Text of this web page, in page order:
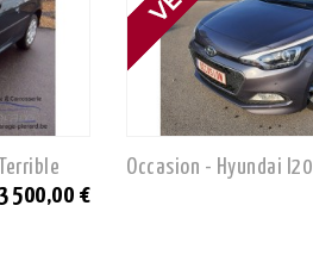
3 500,00 €
Occasion - Hyundai I20